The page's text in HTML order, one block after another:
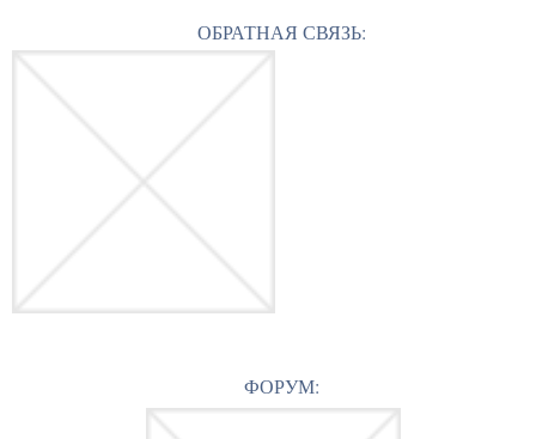
ОБРАТНАЯ СВЯЗЬ:
ФОРУМ: